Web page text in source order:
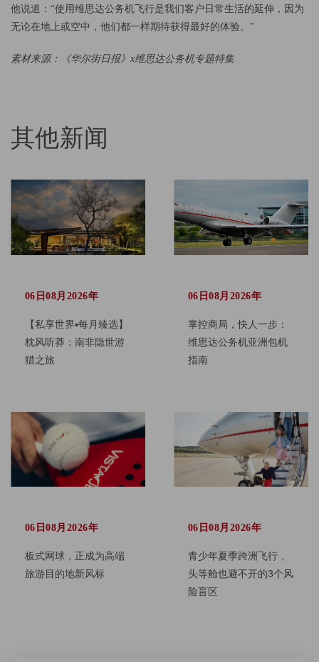
他说道：“使用维思达公务机飞行是我们客户日常生活的延伸，因为
无论在地上或空中，他们都一样期待获得最好的体验。”
素材来源：《华尔街日报》x维思达公务机专题特集
其他新闻
06日08月2026年
【私享世界▪每月臻选】
枕风听莽：南非隐世游
猎之旅
06日08月2026年
掌控商局，快人一步：
维思达公务机亚洲包机
指南
06日08月2026年
板式网球，正成为高端
旅游目的地新风标
06日08月2026年
青少年夏季跨洲飞行，
头等舱也避不开的3个风
险盲区